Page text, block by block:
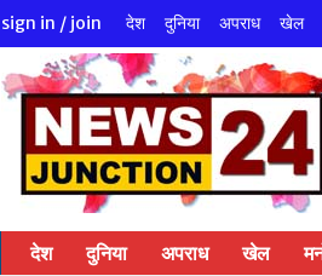
sign in / join देश दुनिया अपराध खेल
देश दुनिया अपराध खेल